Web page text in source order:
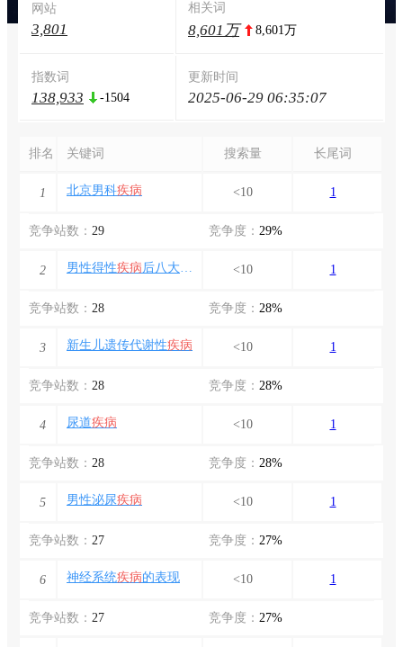
网站
3,801
相关词
8,601万 8,601万
指数词
138,933 -1504
更新时间
2025-06-29 06:35:07
排名 关键词 搜索量 长尾词
1 北京男科疾病 <10 1
竞争站数： 29 竞争度： 29%
2 男性得性疾病后八大症状 <10 1
竞争站数： 28 竞争度： 28%
3 新生儿遗传代谢性疾病 <10 1
竞争站数： 28 竞争度： 28%
4 尿道疾病 <10 1
竞争站数： 28 竞争度： 28%
5 男性泌尿疾病 <10 1
竞争站数： 27 竞争度： 27%
6 神经系统疾病的表现 <10 1
竞争站数： 27 竞争度： 27%